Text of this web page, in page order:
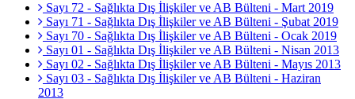
Sayı 72 - Sağlıkta Dış İlişkiler ve AB Bülteni - Mart 2019
Sayı 71 - Sağlıkta Dış İlişkiler ve AB Bülteni - Şubat 2019
Sayı 70 - Sağlıkta Dış İlişkiler ve AB Bülteni - Ocak 2019
Sayı 01 - Sağlıkta Dış İlişkiler ve AB Bülteni - Nisan 2013
Sayı 02 - Sağlıkta Dış İlişkiler ve AB Bülteni - Mayıs 2013
Sayı 03 - Sağlıkta Dış İlişkiler ve AB Bülteni - Haziran
2013